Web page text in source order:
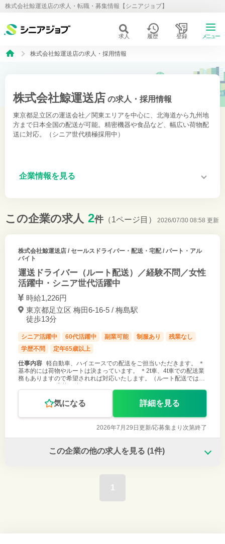
株式会社鯨運送店の求人・転職・募集情報【シニアジョブ】
求人 履歴 登録 メニュー
株式会社鯨運送店の求人・採用情報
株式会社鯨運送店 の求人・採用情報
東京都足立区の運送会社／関東エリアを中心に、北海道から九州地
方まで日本全国の配送が可能。精密機器や食品など、幅広い荷物配
送に対応。（シニア世代積極採用中）
企業情報を見る
この企業の求人 2件 （1ページ目） 2026/07/30 08:58 更新
株式会社鯨運送店/ セールスドライバー・配送・宅配 / パート・アル
バイト
運送ドライバー（ルート配送）／経験不問／女性
活躍中・シニア世代活躍中
時給1,226円
東京都足立区 梅田6-16-5 / 梅島駅
徒歩13分
シニア活躍中 60代活躍中 副業可能 制服あり
残業なし
学歴不問
定年65歳以上
仕事内容 軽自動車、ハイエースでの配送をご担当いただきます。 ＊
基本的には荷物やルートは決まっています。 ＊2t車、4t車での配送業
務もありますので希望されれば対応いたします。（ルート配送ではあ
気になる 詳細を見る
2026年7月29日更新/応募集まり次第終了
この企業の他の求人を見る (1件)
1